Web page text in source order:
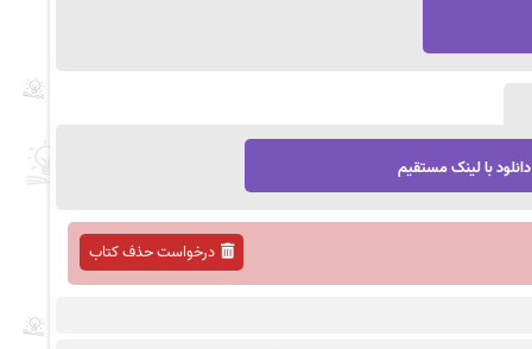
دانلود با لینک مستقیم
درخواست حذف کتاب